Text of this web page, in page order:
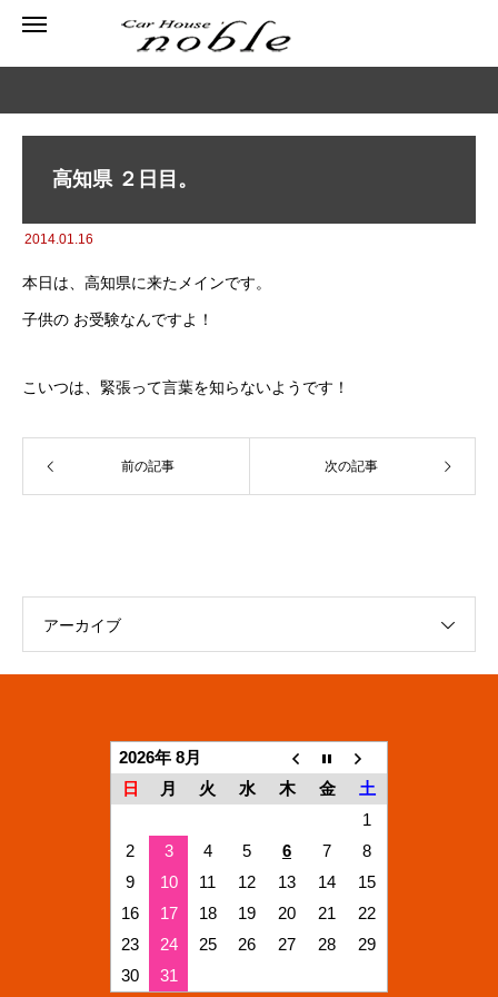
高知県 ２日目。
2014.01.16
本日は、高知県に来たメインです。
子供の お受験なんですよ！
こいつは、緊張って言葉を知らないようです！
前の記事 次の記事
アーカイブ
2026年 8月
日
月 火 水 木 金
土
1
2
3 4 5 6 7
8
9
10 11 12 13 14
15
16
17 18 19 20 21
22
23
24 25 26 27 28
29
30
31